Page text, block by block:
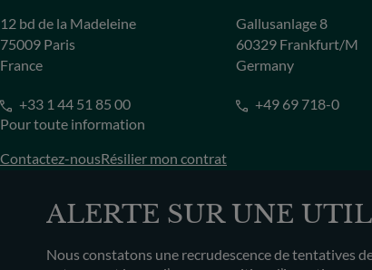
ALERTE SUR UNE
Nous constatons une recrudescence de tentatives
12 bd de la Madeleine
75009 Paris
France
+33 1 44 51 85 00
Gallusanlage 8
60329 Frankfurt/M
Germany
+49 69 718-0
Pour toute information
Contactez-nousRésilier mon contrat